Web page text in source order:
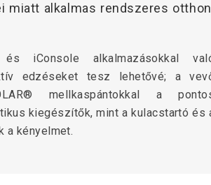
miatt alkalmas rendszeres
iConsole alkalmazásokkal
edzéseket tesz lehetővé; a
mellkaspántokkal a
kiegészítők, mint a kulacstartó és
a kényelmet.